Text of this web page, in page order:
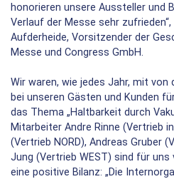
honorieren unsere Aussteller und
Verlauf der Messe sehr
Aufderheide, Vorsitzender der
Messe und Congress GmbH.
Wir waren, wie jedes Jahr, mit von
bei unseren Gästen und Kunden
das Thema „Haltbarkeit durch
Mitarbeiter Andre Rinne (Vertrieb
(Vertrieb NORD), Andreas Gruber
Jung (Vertrieb WEST) sind für
eine positive Bilanz: „Die